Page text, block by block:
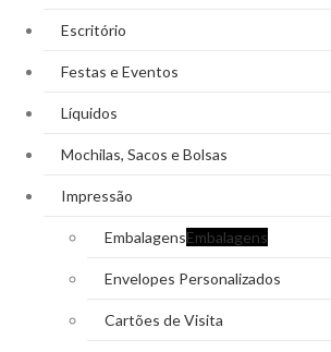
Escritório
Festas e Eventos
Líquidos
Mochilas, Sacos e Bolsas
Impressão
EmbalagensEmbalagens
Envelopes Personalizados
Cartões de Visita